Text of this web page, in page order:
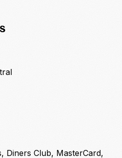
Diners Club, MasterCard,